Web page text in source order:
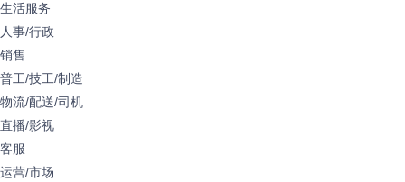
生活服务
人事/行政
销售
普工/技工/制造
物流/配送/司机
直播/影视
客服
运营/市场